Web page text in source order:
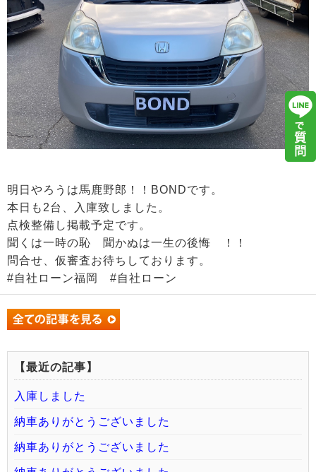
明日やろうは馬鹿野郎！！BONDです。
本日も2台、入庫致しました。
点検整備し掲載予定です。
聞くは一時の恥 聞かぬは一生の後悔 ！！
問合せ、仮審査お待ちしております。
#自社ローン福岡 #自社ローン
【最近の記事】
入庫しました
納車ありがとうございました
納車ありがとうございました